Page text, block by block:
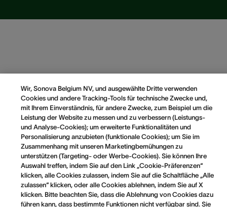
Wir, Sonova Belgium NV, und ausgewählte Dritte verwenden
Cookies und andere Tracking-Tools für technische Zwecke und,
mit Ihrem Einverständnis, für andere Zwecke, zum Beispiel um die
Leistung der Website zu messen und zu verbessern (Leistungs-
und Analyse-Cookies); um erweiterte Funktionalitäten und
Personalisierung anzubieten (funktionale Cookies); um Sie im
Zusammenhang mit unseren Marketingbemühungen zu
unterstützen (Targeting- oder Werbe-Cookies). Sie können Ihre
Auswahl treffen, indem Sie auf den Link „Cookie-Präferenzen“
klicken, alle Cookies zulassen, indem Sie auf die Schaltfläche „Alle
zulassen“ klicken, oder alle Cookies ablehnen, indem Sie auf X
klicken. Bitte beachten Sie, dass die Ablehnung von Cookies dazu
führen kann, dass bestimmte Funktionen nicht verfügbar sind. Sie